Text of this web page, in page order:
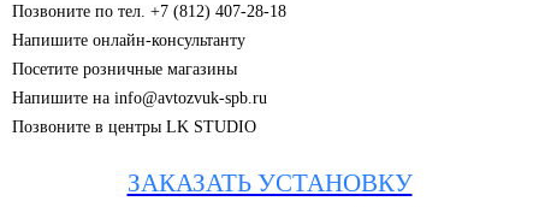
Позвоните по тел. +7 (812) 407-28-18
Напишите онлайн-консультанту
Посетите розничные магазины
Напишите на info@avtozvuk-spb.ru
Позвоните в центры LK STUDIO
ЗАКАЗАТЬ УСТАНОВКУ